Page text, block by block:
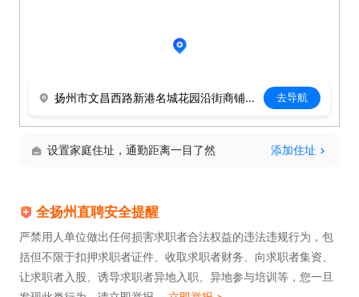
扬州市文昌西路新港名城花园沿街商铺34-147号 去导航
设置家庭住址，通勤距离一目了然 添加住址
全扬州直聘安全提醒
严禁用人单位做出任何损害求职者合法权益的违法违规行为，包
括但不限于扣押求职者证件、收取求职者财务、向求职者集资、
让求职者入股、诱导求职者异地入职、异地参与培训等，您一旦